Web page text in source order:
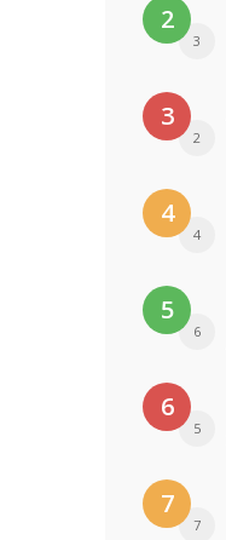
2
3
3
2
4
4
5
6
6
5
7
7